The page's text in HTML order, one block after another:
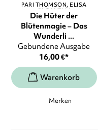
PARI THOMSON ELISA
PAGANELLI
Die Hüter der
Blütenmagie – Das
Wunderli ...
Gebundene Ausgabe
16,00€*
Merken